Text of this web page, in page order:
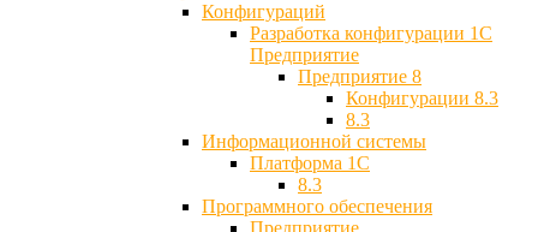
Конфигураций
Разработка конфигурации 1С
Предприятие
Предприятие 8
Конфигурации 8.3
8.3
Информационной системы
Платформа 1С
8.3
Программного обеспечения
Предприятие